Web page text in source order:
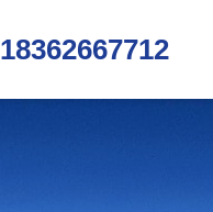
18362667712